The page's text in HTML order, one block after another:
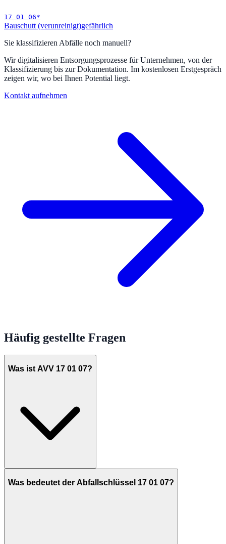
17 01 06*
Bauschutt (verunreinigt)gefährlich
Sie klassifizieren Abfälle noch manuell?
Wir digitalisieren Entsorgungsprozesse für Unternehmen, von der
Klassifizierung bis zur Dokumentation. Im kostenlosen Erstgespräch
zeigen wir, wo bei Ihnen Potential liegt.
Kontakt aufnehmen
Häufig gestellte Fragen
Was ist AVV 17 01 07?
Was bedeutet der Abfallschlüssel 17 01 07?